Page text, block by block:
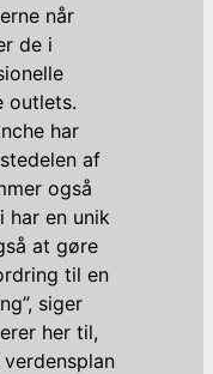
når
de i
outlets.
har
af
også
har en unik
at gøre
til en
siger
her til,